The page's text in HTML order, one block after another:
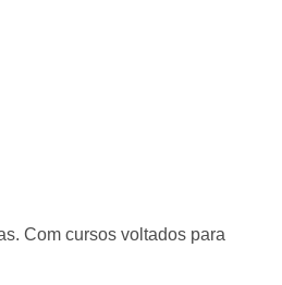
Com cursos voltados para